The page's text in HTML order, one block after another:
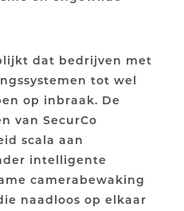
dat bedrijven met
tot wel
op inbraak. De
van SecurCo
scala aan
intelligente
camerabewaking
naadloos op elkaar